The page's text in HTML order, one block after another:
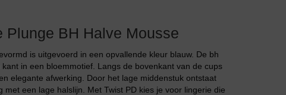
Plunge BH Halve Mousse
is uitgevoerd in een opvallende kleur blauw. De bh
in een bloemmotief. Langs de bovenkant van de cups
elegante afwerking. Door het lage middenstuk ontstaat
een lage halslijn. Met Twist PD kies je voor lingerie die